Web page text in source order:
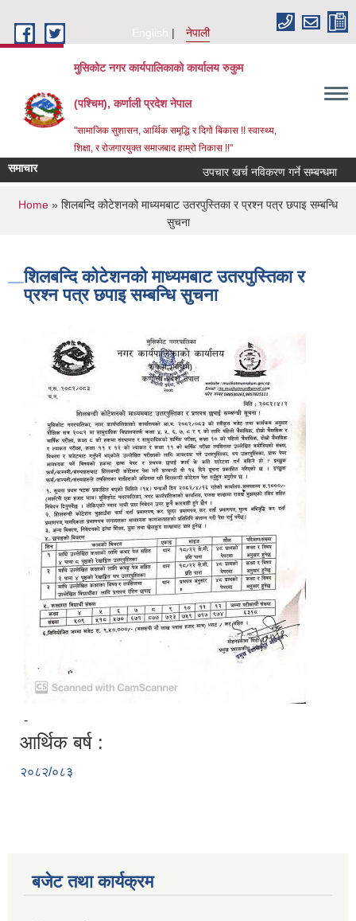
English
नेपाली
मुसिकोट नगर कार्यपालिकाको कार्यालय रुकुम
(पश्चिम), कर्णाली प्रदेश नेपाल
"सामाजिक सुशासन, आर्थिक समृद्धि र दिगो बिकास !! स्वास्थ्य,
शिक्षा, र रोजगारयुक्त समाजबाद हाम्रो निकास !!"
समाचार उपचार खर्च नविकरण गर्ने सम्बन्धमा
You are here
Home » शिलबन्दि कोटेशनको माध्यमबाट उतरपुस्तिका र प्रश्न पत्र छपाइ सम्बन्धि
सुचना
शिलबन्दि कोटेशनको माध्यमबाट उतरपुस्तिका र
प्रश्न पत्र छपाइ सम्बन्धि सुचना
-
आर्थिक बर्ष :
२०८२/०८३
बजेट तथा कार्यक्रम